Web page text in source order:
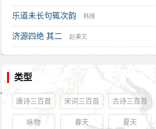
乐道未长句辄次韵 韩维
济源四绝 其二 赵秉文
类型
唐诗三百首 宋词三百首 古诗三百首
咏物 春天 夏天